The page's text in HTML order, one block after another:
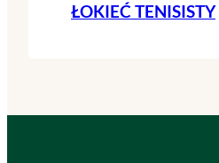
ŁOKIEĆ TENISISTY